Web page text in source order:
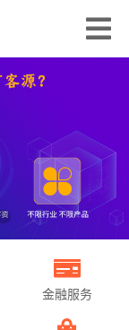
金融服务